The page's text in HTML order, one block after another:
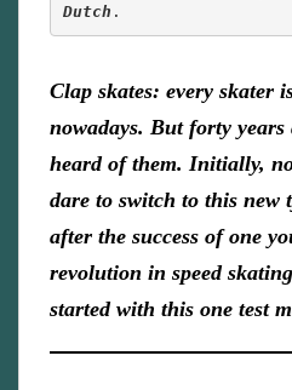
Dutch .
Clap skates: every skater
nowadays. But forty years
heard of them. Initially,
dare to switch to this new
after the success of one
revolution in speed
started with this one test